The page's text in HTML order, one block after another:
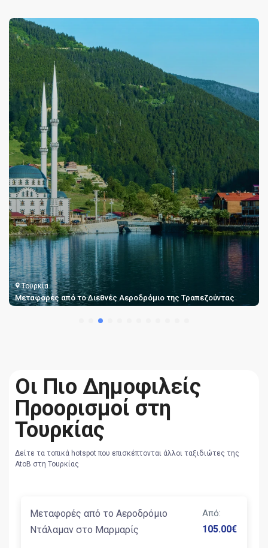
Τουρκία
Μεταφορές από το Διεθνές Αεροδρόμιο της Τραπεζούντας
Οι Πιο Δημοφιλείς
Προορισμοί στη
Τουρκίας
Δείτε τα τοπικά hotspot που επισκέπτονται άλλοι ταξιδιώτες της
AtoB στη Τουρκίας
Μεταφορές από το Αεροδρόμιο
Ντάλαμαν στο Μαρμαρίς
Από:
105.00€